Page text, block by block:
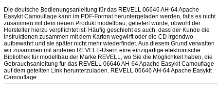
Die deutsche Bedienungsanleitung für das REVELL 06646 AH-64 Apache
Easykit Camouflage kann im PDF-Format heruntergeladen werden, falls es nicht
zusammen mit dem neuen Produkt modellbau, geliefert wurde, obwohl der
Hersteller hierzu verpflichtet ist. Häufig geschieht es auch, dass der Kunde die
Instruktionen zusammen mit dem Karton wegwirft oder die CD irgendwo
aufbewahrt und sie später nicht mehr wiederfindet. Aus diesem Grund verwalten
wir zusammen mit anderen REVELL-Usern eine einzigartige elektronische
Bibliothek für modellbau der Marke REVELL, wo Sie die Möglichkeit haben, die
Gebrauchsanleitung für das REVELL 06646 AH-64 Apache Easykit Camouflage
auf dem geteilten Link herunterzuladen. REVELL 06646 AH-64 Apache Easykit
Camouflage.